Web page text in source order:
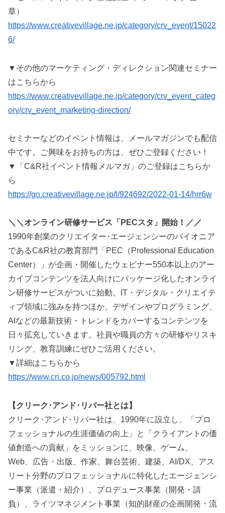
章）
https://www.creativevillage.ne.jp/category/crv_event/15022
6/
▼その他のマーケティング・ディレクション関連セミナー
はこちらから
https://www.creativevillage.ne.jp/category/crv_event_categ
ory/crv_event_marketing-direction/
セミナーなどのイベント情報は、メールマガジンでも配信
中です。ご興味をお持ちの方は、ぜひご登録ください！
▼「C&R社イベント情報メルマガ」のご登録はこちらか
ら
https://go.creativevillage.ne.jp/l/924692/2022-01-14/hrr6w
＼＼オンライン研修サービス「PECスタ」開始！／／
1990年創業のクリエイター･エージェンシーのパイオニア
であるC&R社の教育部門「PEC（Professional Education
Center）」が企画・開催したウェビナー550本以上のアー
カイブコンテンツを法人向けにパッケージ化したオンライ
ン研修サービスがついに始動。IT・デジタル・クリエイテ
ィブ領域に強みを持つほか、デザインやプログラミング、
AIなどの最新技術・トレンドをカバーするコンテンツを
日々拡充していきます。社員や職員の方々の研修やリスキ
リング、教育訓練にぜひご活用ください。
▼詳細はこちらから
https://www.cri.co.jp/news/005792.html
【クリーク･アンド･リバー社とは】
クリーク･アンド･リバー社は、1990年に設立し、「プロ
フェッショナルの生涯価値の向上」と「クライアントの価
値創造への貢献」をミッションに、映像、ゲーム、
Web、広告・出版、作家、舞台芸術、建築、AI/DX、アス
リート分野のプロフェッショナルに特化したエージェンシ
ー事業（派遣・紹介）、プロデュース事業（開発・請
負）、ライツマネジメント事業（知的財産の企画開発・流